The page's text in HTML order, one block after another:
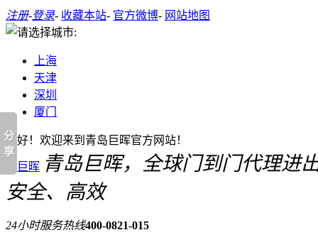
注册-登录- 收藏本站- 官方微博- 网站地图
上海
天津
深圳
厦门
您好！欢迎来到青岛巨晖官方网站！
青岛巨晖，全球门到门代理进
安全、高效
24小时服务热线400-0821-015